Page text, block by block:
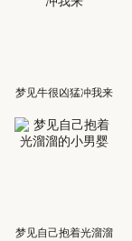
梦见牛很凶猛冲我来
梦见自己抱着光溜溜